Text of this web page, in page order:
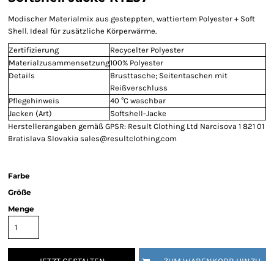
Modischer Materialmix aus gesteppten, wattiertem Polyester + Soft
Shell. Ideal für zusätzliche Körperwärme.
Zertifizierung
Recycelter Polyester
Materialzusammensetzung100% Polyester
Details
Brusttasche; Seitentaschen mit
Reißverschluss
Pflegehinweis
40 °C waschbar
Jacken (Art)
Softshell-Jacke
Herstellerangaben gemäß GPSR: Result Clothing Ltd Narcisova 1 821 01
Bratislava Slovakia sales@resultclothing.com
Farbe
Größe
Menge